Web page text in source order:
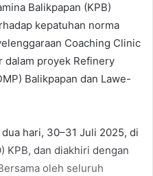
Balikpapan (KPB)
kepatuhan norma
Coaching Clinic
dalam proyek Refinery
Balikpapan dan Lawe-
hari, 30–31 Juli 2025, di
KPB, dan diakhiri dengan
oleh seluruh